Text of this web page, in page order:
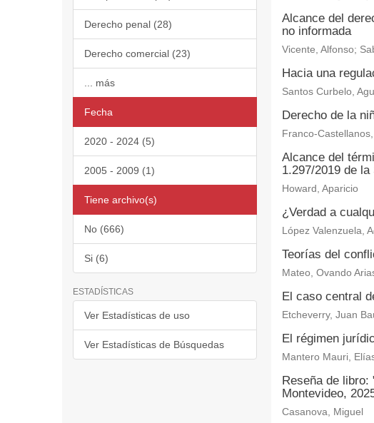
Derecho penal (28)
Derecho comercial (23)
... más
Fecha
2020 - 2024 (5)
2005 - 2009 (1)
Tiene archivo(s)
No (666)
Si (6)
ESTADÍSTICAS
Ver Estadísticas de uso
Ver Estadísticas de Búsquedas
Alcance del
no informada
Vicente, Alfonso;
Hacia una
Santos Curbelo,
Derecho de la
Franco-
Alcance del
1.297/2019 de
Howard, Aparicio
¿Verdad a
López Valenzuela,
Teorías del
Mateo, Ovando
El caso central
Etcheverry, Juan
El régimen
Mantero Mauri,
Reseña de libro:
Montevideo,
Casanova, Miguel